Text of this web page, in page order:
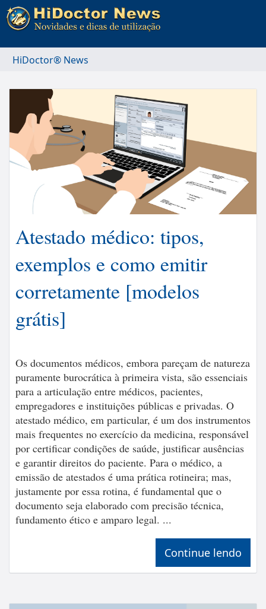
HiDoctor® News
Atestado médico: tipos,
exemplos e como emitir
corretamente [modelos
grátis]
Os documentos médicos, embora pareçam de natureza
puramente burocrática à primeira vista, são essenciais
para a articulação entre médicos, pacientes,
empregadores e instituições públicas e privadas. O
atestado médico, em particular, é um dos instrumentos
mais frequentes no exercício da medicina, responsável
por certificar condições de saúde, justificar ausências
e garantir direitos do paciente. Para o médico, a
emissão de atestados é uma prática rotineira; mas,
justamente por essa rotina, é fundamental que o
documento seja elaborado com precisão técnica,
fundamento ético e amparo legal. ...
Continue lendo